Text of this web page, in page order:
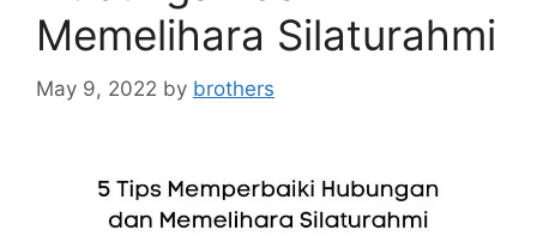
Memelihara Silaturahmi
May 9, 2022 by brothers